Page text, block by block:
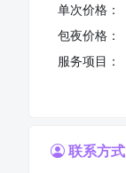
单次价格：
包夜价格：
服务项目：
联系方式